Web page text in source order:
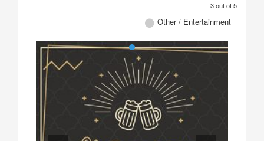
3out of5
Other / Entertainment